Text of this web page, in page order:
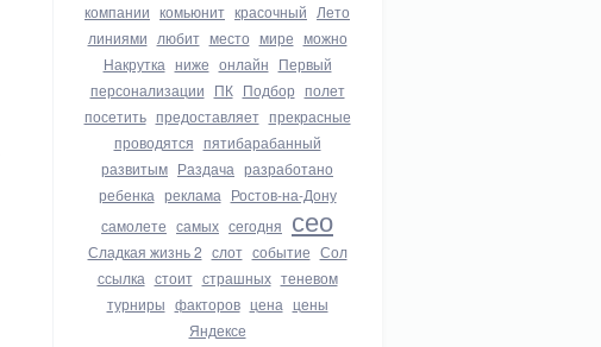
компании комьюнит красочный Лето
линиями любит место мире можно
Накрутка ниже онлайн Первый
персонализации ПК Подбор полет
посетить предоставляет прекрасные
проводятся пятибарабанный
развитым Раздача разработано
ребенка реклама Ростов-на-Дону
самолете самых сегодня сео
Сладкая жизнь 2 слот событие Сол
ссылка стоит страшных теневом
турниры факторов цена цены
Яндексе